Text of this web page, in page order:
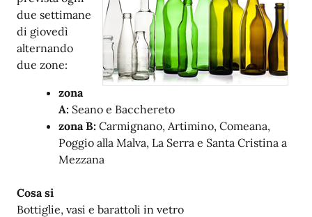
due settimane
di giovedì
alternando
due zone:
zona
A: Seano e Bacchereto
zona B: Carmignano, Artimino, Comeana,
Poggio alla Malva, La Serra e Santa Cristina a
Mezzana
Cosa si
Bottiglie, vasi e barattoli in vetro